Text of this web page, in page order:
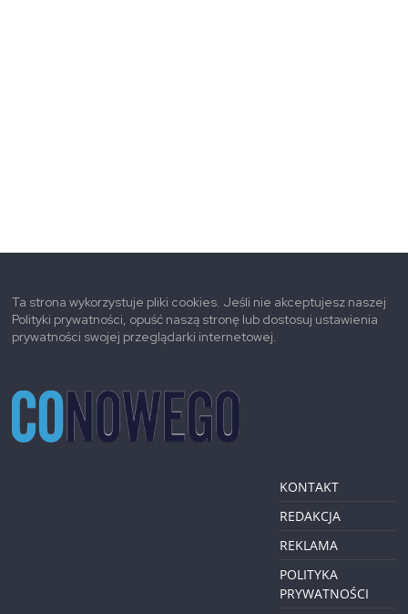
Ta strona wykorzystuje pliki cookies. Jeśli nie akceptujesz naszej
Polityki prywatności, opuść naszą stronę lub dostosuj ustawienia
prywatności swojej przeglądarki internetowej.
KONTAKT
REDAKCJA
REKLAMA
POLITYKA
PRYWATNOŚCI